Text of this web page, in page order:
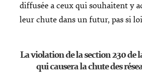
diffusée a ceux qui souhaitent y
leur chute dans un futur, pas si
La violation de la section 230 de
qui causera la chute des